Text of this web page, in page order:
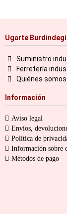
Ugarte
Suministro
Ferretería
Quiénes somos
Información
Aviso legal
Envíos,
Política de
Información sobre
Métodos de pago